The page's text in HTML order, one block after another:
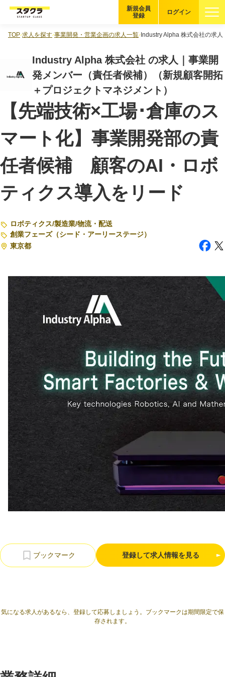
企業を探す
スタクラが選ばれる理由
紹介する企業について
登録者の転職・副業実績
Startup Magazine
注目スタートアップ
特集記事
CEOインタビュー
転職
大学発スタートアップ
導入事例
お問い合わせ
法人向け資料ダウンロード
/採用検討企業様へ
利用規約 プライバシーポリシー 採用情報
パートナーの方へ
ログイン
新規会員
登録
TOP 求人を探す 事業開発・営業企画の求人一覧 Industry Alpha 株式会社の求
Industry Alpha 株式会社 の求人｜事業開
発メンバー（責任者候補）（新規顧客開拓
＋プロジェクトマネジメント）
【先端技術×工場･倉庫のス
マート化】事業開発部の責
任者候補 顧客のAI・ロボ
ティクス導入をリード
ロボティクス/製造業/物流・配送
創業フェーズ（シード・アーリーステージ）
東京都
登録して求人情報を見る
気になる求人があるなら、登録して応募しましょう。ブックマークは期間限定で保
存されます。